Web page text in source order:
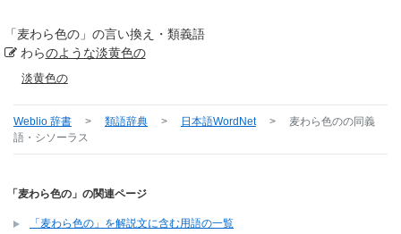
「麦わら色の 」の言い換え・類義語
わらのような淡黄色の
淡黄色の
Weblio 辞書 > 類語辞典 > 日本語WordNet > 麦わら色のの同義
語・シソーラス
「麦わら色の」の関連ページ
「麦わら色の」を解説文に含む用語の一覧